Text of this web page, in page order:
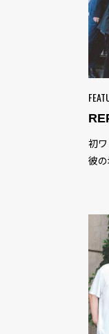
初
彼